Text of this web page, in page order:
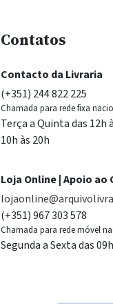
Contatos
Contacto da Livraria
(+351) 244 822 225
Chamada para rede fixa
Terça a Quinta das 12h
10h às 20h
Loja Online | Apoio ao
(+351) 967 303 578
Chamada para rede móvel
Segunda a Sexta das